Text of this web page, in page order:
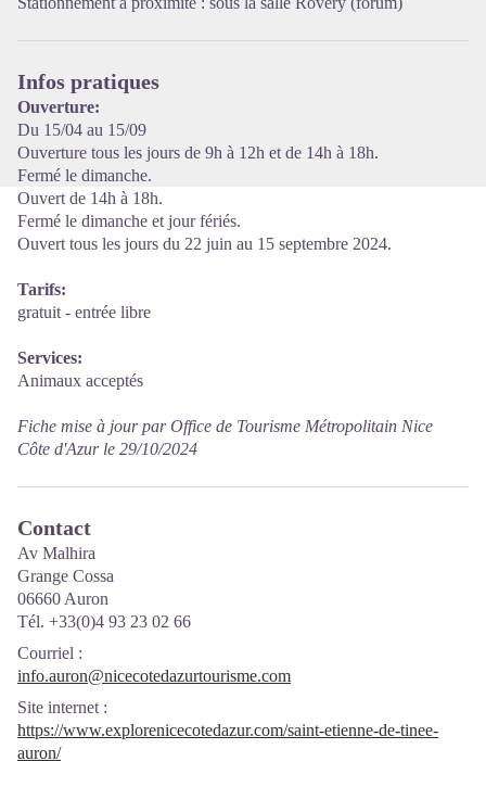
Infos pratiques
Ouverture:
Du 15/04 au 15/09
Ouverture tous les jours de 9h à 12h et de 14h à 18h.
Fermé le dimanche.
Ouvert de 14h à 18h.
Fermé le dimanche et jour fériés.
Ouvert tous les jours du 22 juin au 15 septembre 2024.
Tarifs:
gratuit - entrée libre
Services:
Animaux acceptés
Fiche mise à jour par Office de Tourisme Métropolitain Nice
Côte d'Azur le 29/10/2024
Contact
Av Malhira
Grange Cossa
06660 Auron
Tél. +33(0)4 93 23 02 66
Courriel :
info.auron@nicecotedazurtourisme.com
Site internet :
https://www.explorenicecotedazur.com/saint-etienne-de-tinee-
auron/